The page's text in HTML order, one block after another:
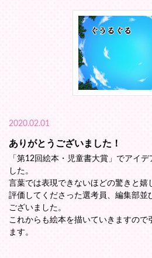
2020.02.01
ありがとうございました！
「第12回絵本・児童書大賞」でアイ
した。
言葉では表現できないほどの驚きと嬉
評価してくださった選考員、編集部並
ございました。
これからも絵本を描いていきますので
ます。